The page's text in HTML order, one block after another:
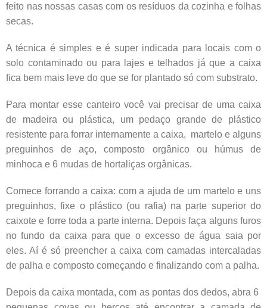
feito nas nossas casas com os resíduos da cozinha e folhas
secas.
A técnica é simples e é super indicada para locais com o
solo contaminado ou para lajes e telhados já que a caixa
fica bem mais leve do que se for plantado só com substrato.
Para montar esse canteiro você vai precisar de uma caixa
de madeira ou plástica, um pedaço grande de plástico
resistente para forrar internamente a caixa, martelo e alguns
preguinhos de aço, composto orgânico ou húmus de
minhoca e 6 mudas de hortaliças orgânicas.
Comece forrando a caixa: com a ajuda de um martelo e uns
preguinhos, fixe o plástico (ou rafia) na parte superior do
caixote e forre toda a parte interna. Depois faça alguns furos
no fundo da caixa para que o excesso de água saia por
eles. Aí é só preencher a caixa com camadas intercaladas
de palha e composto começando e finalizando com a palha.
Depois da caixa montada, com as pontas dos dedos, abra 6